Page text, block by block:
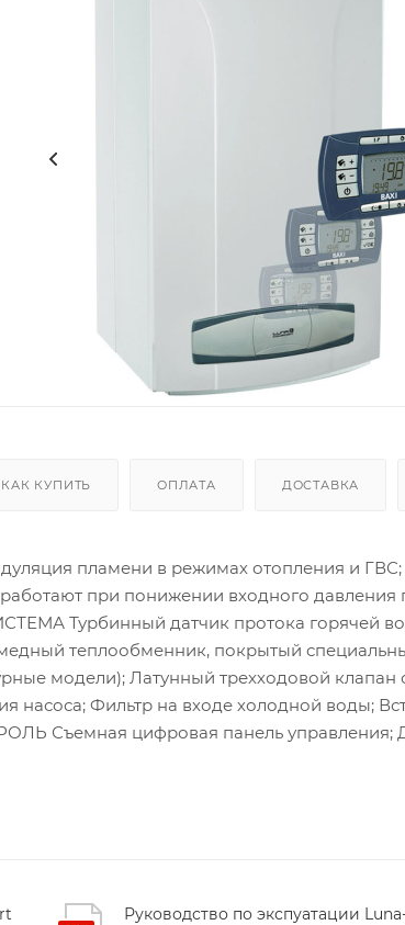
КАК КУПИТЬ ОПЛАТА ДОСТАВКА
пламени в режимах отопления и ГВС;
при понижении входного
Турбинный датчик протока горячей
теплообменник, покрытый
модели); Латунный трехходовой
насоса; Фильтр на входе холодной воды;
Съемная цифровая панель управления;
Руководство по экспуатации